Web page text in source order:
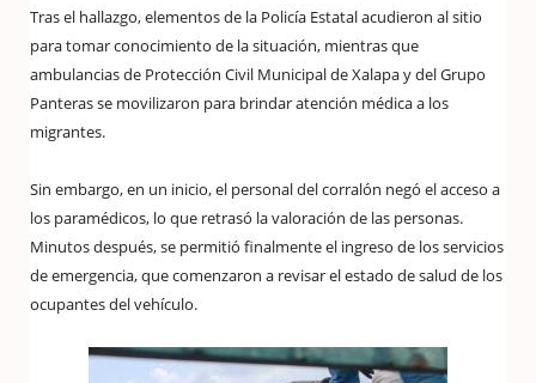
Tras el hallazgo, elementos de la Policía Estatal acudieron al sitio
para tomar conocimiento de la situación, mientras que
ambulancias de Protección Civil Municipal de Xalapa y del Grupo
Panteras se movilizaron para brindar atención médica a los
migrantes.
Sin embargo, en un inicio, el personal del corralón negó el acceso a
los paramédicos, lo que retrasó la valoración de las personas.
Minutos después, se permitió finalmente el ingreso de los servicios
de emergencia, que comenzaron a revisar el estado de salud de los
ocupantes del vehículo.